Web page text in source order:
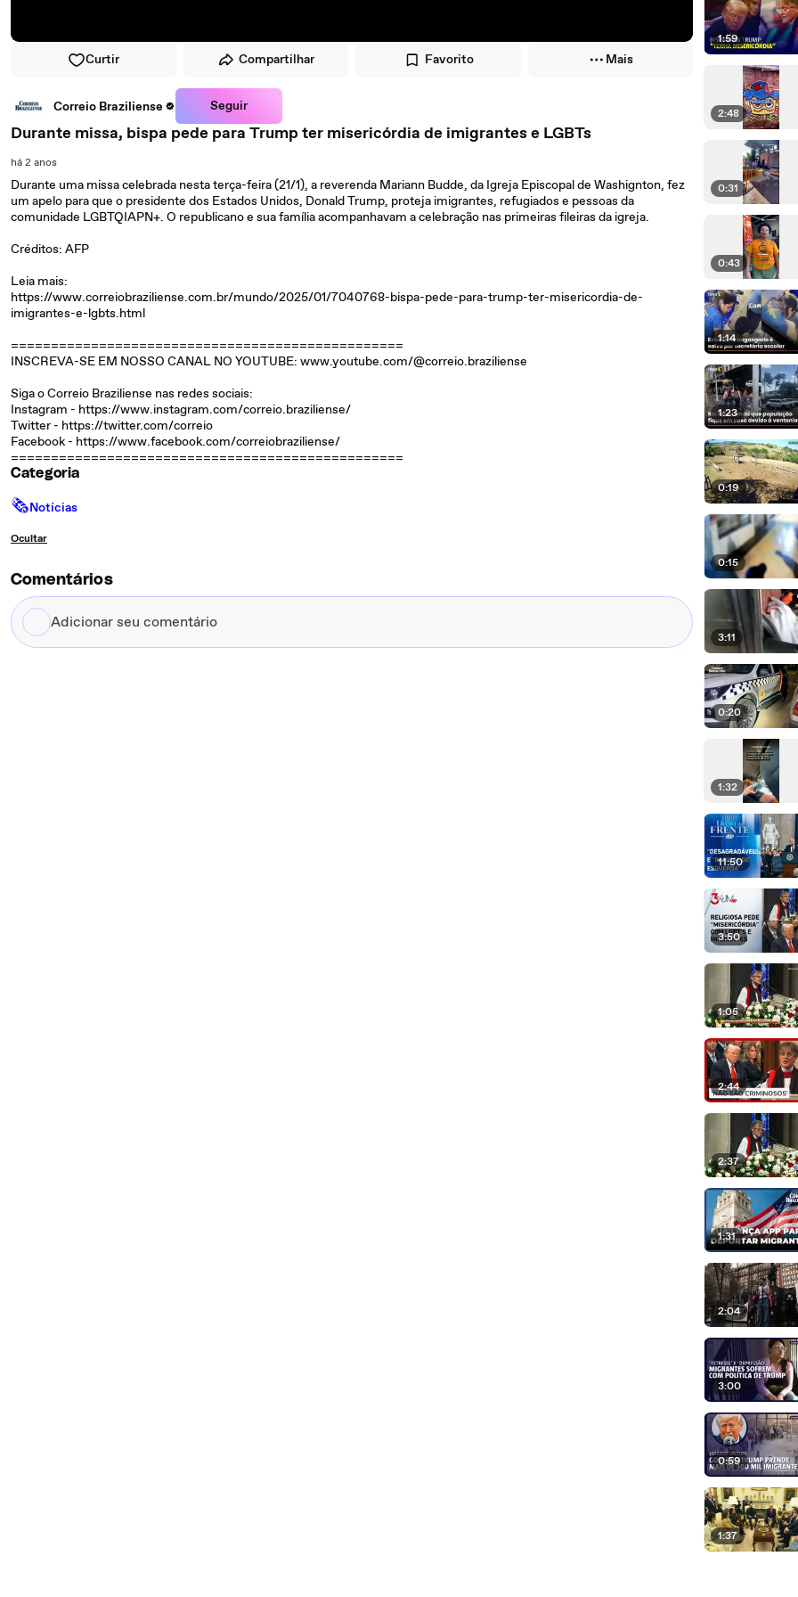
Curtir Compartilhar Favorito Mais
Correio Braziliense Seguir
Durante missa, bispa pede para Trump ter misericórdia de imigrantes e LGBTs
há 2 anos
Durante uma missa celebrada nesta terça-feira (21/1), a reverenda Mariann Budde, da Igreja Episcopal de Washignton, fez
um apelo para que o presidente dos Estados Unidos, Donald Trump, proteja imigrantes, refugiados e pessoas da
comunidade LGBTQIAPN+. O republicano e sua família acompanhavam a celebração nas primeiras fileiras da igreja.
Créditos: AFP
Leia mais:
https://www.correiobraziliense.com.br/mundo/2025/01/7040768-bispa-pede-para-trump-ter-misericordia-de-
imigrantes-e-lgbts.html
=================================================
INSCREVA-SE EM NOSSO CANAL NO YOUTUBE: www.youtube.com/@correio.braziliense
Siga o Correio Braziliense nas redes sociais:
Instagram - https://www.instagram.com/correio.braziliense/
Twitter - https://twitter.com/correio
Facebook - https://www.facebook.com/correiobraziliense/
=================================================
Categoria
🗞Notícias
Ocultar
Comentários
Adicionar
seu
1:59
2:48
0:31
0:43
1:14
1:23
0:19
0:15
3:11
0:20
1:32
11:50
3:50
1:05
2:44
2:37
1:31
2:04
3:00
0:59
1:37